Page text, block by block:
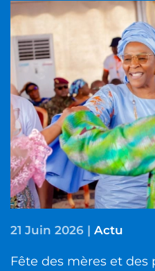
21 Juin 2026 | Actu
Fête des mères et des